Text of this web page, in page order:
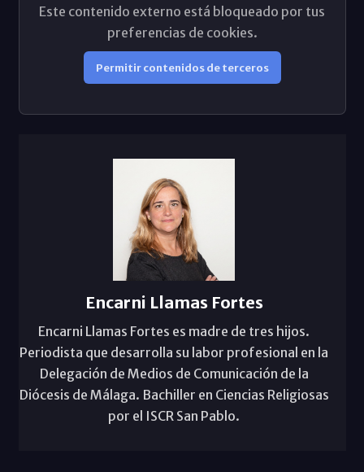
Este contenido externo está bloqueado por tus
preferencias de cookies.
Permitir contenidos de terceros
Encarni Llamas Fortes
Encarni Llamas Fortes es madre de tres hijos.
Periodista que desarrolla su labor profesional en la
Delegación de Medios de Comunicación de la
Diócesis de Málaga. Bachiller en Ciencias Religiosas
por el ISCR San Pablo.